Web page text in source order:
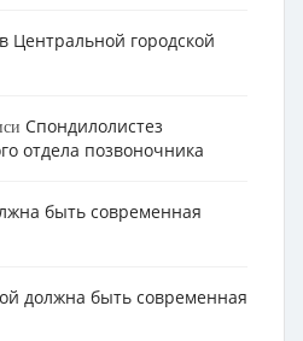
Центральной городской
Cпондилолистез
отдела позвоночника
быть современная
должна быть современная